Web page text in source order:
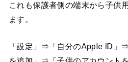
これも保護者側の端末から子供
ます。
「設定」⇒「自分のApple ID」